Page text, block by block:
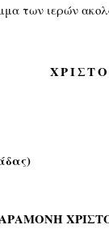
των ιερών